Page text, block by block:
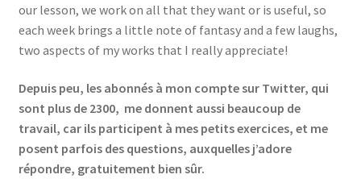
our lesson, we work on all that they want or is useful, so
each week brings a little note of fantasy and a few laughs,
two aspects of my works that I really appreciate!
Depuis peu, les abonnés à mon compte sur Twitter, qui
sont plus de 2300, me donnent aussi beaucoup de
travail, car ils participent à mes petits exercices, et me
posent parfois des questions, auxquelles j’adore
répondre, gratuitement bien sûr.